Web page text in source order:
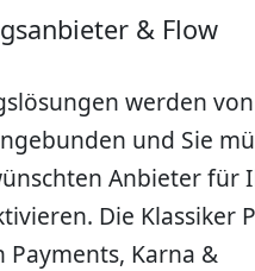
& Flow
werden
und Sie
Anbieter für
Die Klassiker
Payments, Karna &